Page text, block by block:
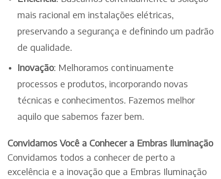
mais racional em instalações elétricas,
preservando a segurança e definindo um padrão
de qualidade.
Inovação: Melhoramos continuamente
processos e produtos, incorporando novas
técnicas e conhecimentos. Fazemos melhor
aquilo que sabemos fazer bem.
Convidamos Você a Conhecer a Embras Iluminação
Convidamos todos a conhecer de perto a
excelência e a inovação que a Embras Iluminação